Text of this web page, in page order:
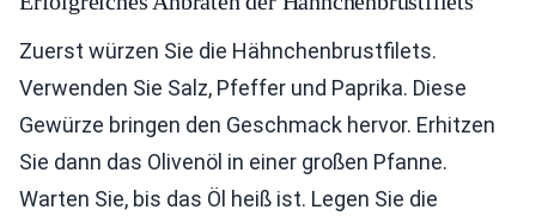
Zuerst würzen Sie die Hähnchenbrustfilets.
Verwenden Sie Salz, Pfeffer und Paprika. Diese
Gewürze bringen den Geschmack hervor. Erhitzen
Sie dann das Olivenöl in einer großen Pfanne.
Warten Sie, bis das Öl heiß ist. Legen Sie die